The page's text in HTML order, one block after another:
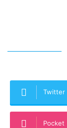
Twitter
Pocket